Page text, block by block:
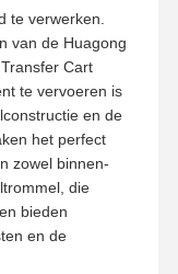
te verwerken.
van de Huagong
Cart
te vervoeren is
en de
het perfect
zowel binnen-
die
bieden
en de